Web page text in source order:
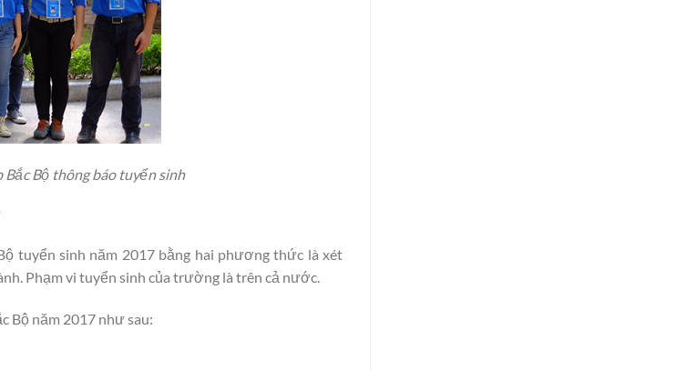
Bắc Bộ thông báo tuyển sinh
tuyển sinh năm 2017 bằng hai phương thức là xét
Phạm vi tuyển sinh của trường là trên cả nước.
Bộ năm 2017 như sau: